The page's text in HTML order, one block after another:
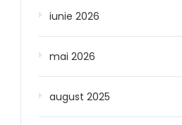
iunie 2026
mai 2026
august 2025